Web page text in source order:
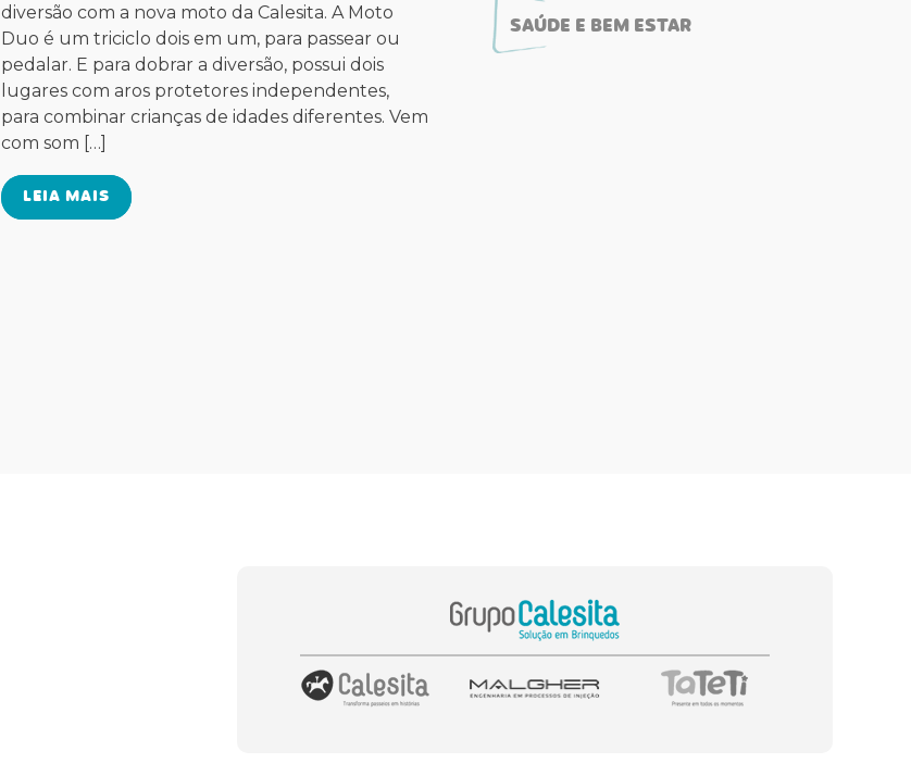
diversão com a nova moto da Calesita. A Moto
Duo é um triciclo dois em um, para passear ou
pedalar. E para dobrar a diversão, possui dois
lugares com aros protetores independentes,
para combinar crianças de idades diferentes. Vem
com som […]
LEIA MAIS
SAÚDE E BEM ESTAR